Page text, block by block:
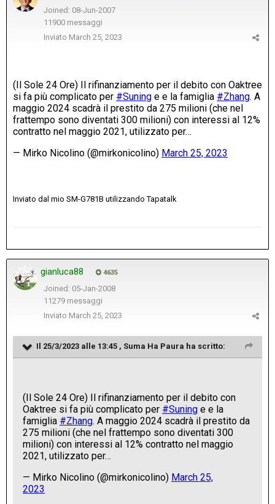
Joined: 08-Jun-2007
11900 messaggi
Inviato March 25, 2023
Inviato dal mio SM-G781B utilizzando Tapatalk
gianluca88 4635
Joined: 05-Jan-2008
11279 messaggi
Inviato March 25, 2023
Il 25/3/2023 alle 13:45 , Suma Ha Paura ha scritto: